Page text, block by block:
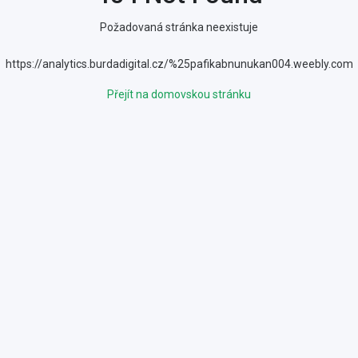
Požadovaná stránka neexistuje
https://analytics.burdadigital.cz/%25pafikabnunukan004.weebly.com
Přejít na domovskou stránku